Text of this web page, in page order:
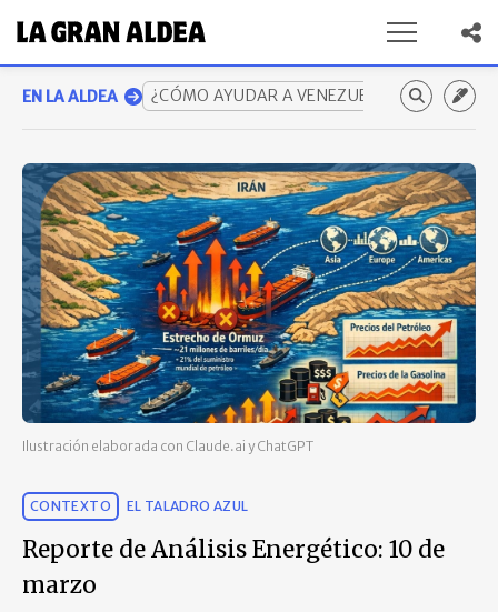
EN LA ALDEA ¿CÓMO AYUDAR A VENEZUELA? GUÍA
Ilustración elaborada con Claude.ai y ChatGPT
CONTEXTO EL TALADRO AZUL
Reporte de Análisis Energético: 10 de
marzo